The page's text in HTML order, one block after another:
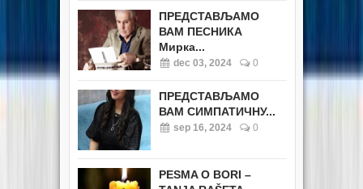
ПРЕДСТАВЉАМО
ВАМ ПЕСНИКА
Мирка...
dec 03, 2024 0
ПРЕДСТАВЉАМО
ВАМ СИМПАТИЧНУ...
sep 16, 2024 0
PESMA O BORI –